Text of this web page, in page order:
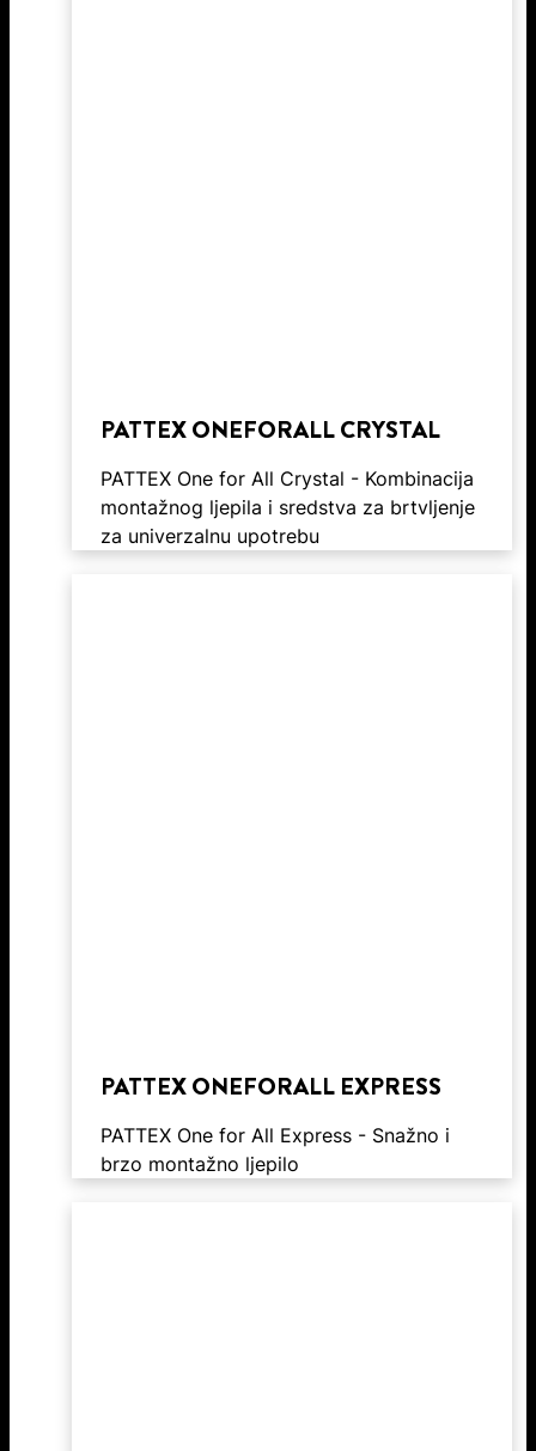
PATTEX ONEFORALL CRYSTAL
PATTEX One for All Crystal - Kombinacija
montažnog ljepila i sredstva za brtvljenje
za univerzalnu upotrebu
PATTEX ONEFORALL EXPRESS
PATTEX One for All Express - Snažno i
brzo montažno ljepilo